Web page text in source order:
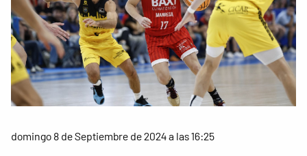
domingo 8 de Septiembre de 2024 a las 16:25